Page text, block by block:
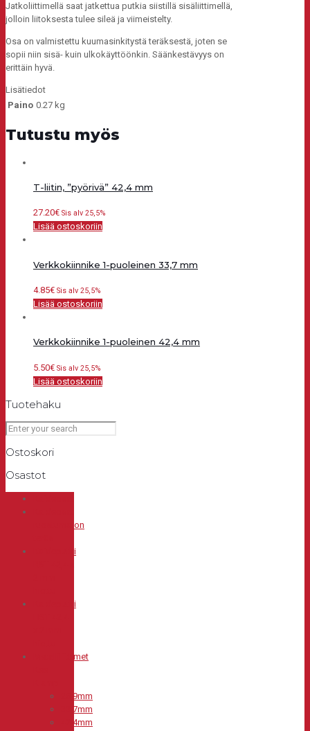
Jatkoliittimellä saat jatkettua putkia siistillä sisäliittimellä,
jolloin liitoksesta tulee sileä ja viimeistelty.
Osa on valmistettu kuumasinkitystä teräksestä, joten se
sopii niin sisä- kuin ulkokäyttöönkin. Säänkestävyys on
erittäin hyvä.
Lisätiedot
Paino 0.27 kg
Tutustu myös
T-liitin, ”pyörivä” 42,4 mm
27.20€ Sis alv 25,5%
Lisää ostoskoriin
Verkkokiinnike 1-puoleinen 33,7 mm
4.85€ Sis alv 25,5%
Lisää ostoskoriin
Verkkokiinnike 1-puoleinen 42,4 mm
5.50€ Sis alv 25,5%
Lisää ostoskoriin
Tuotehaku
Ostoskori
Osastot
ruostumaton
Kaideputki
Kaideputki
Metalliliittimet
26,9mm
33,7mm
42,4mm